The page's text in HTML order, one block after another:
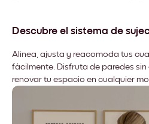
Descubre el sistema de
Alinea, ajusta y reacomoda tus
fácilmente. Disfruta de paredes
renovar tu espacio en cualquier